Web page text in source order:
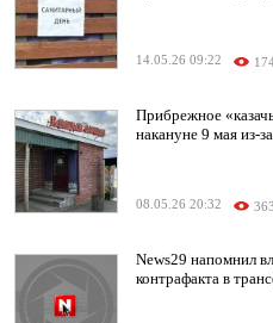
14.05.26 09:22
Прибрежное
накануне 9 мая из-
08.05.26 20:32
News29 напомнил
контрафакта в